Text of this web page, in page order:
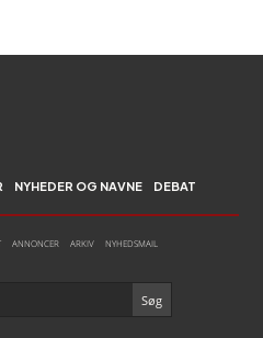
NYHEDER OG NAVNE DEBAT
ANNONCER ARKIV NYHEDSMAIL